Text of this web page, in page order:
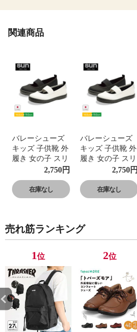
関連商品
バレーシューズ
キッズ 子供靴 外
履き 女の子 スリ
ッポン 3E 軽量
無地 黒 白 フォ
ーマル 入学式 卒
業式 入園式 卒園
2,750円
在庫なし
バレーシューズ
キッズ 子供靴 外
履き 女の子 スリ
ッポン 3E 軽量
無地 黒 白 フォ
ーマル 入学式 卒
業式 入園式 卒園
2,750円
在庫なし
売れ筋ランキング
1位 2位